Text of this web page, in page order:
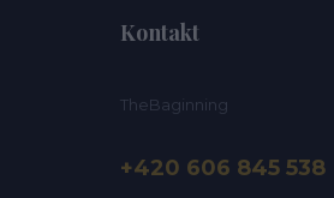
Kontakt
TheBaginning
+420 606 845 538